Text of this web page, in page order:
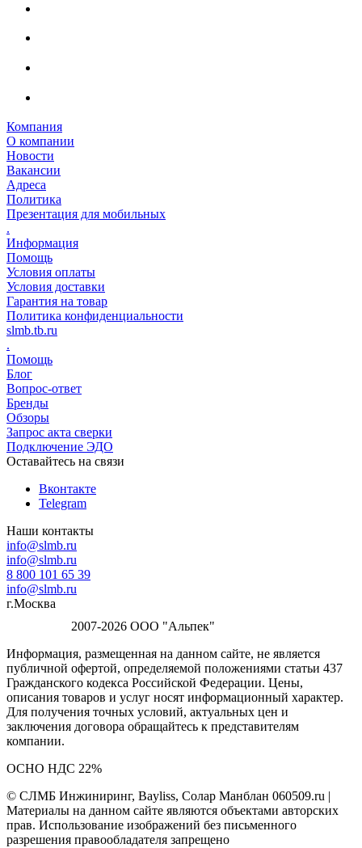
Компания
О компании
Новости
Вакансии
Адреса
Политика
Презентация для мобильных
.
Информация
Помощь
Условия оплаты
Условия доставки
Гарантия на товар
Политика конфиденциальности
slmb.tb.ru
.
Помощь
Блог
Вопрос-ответ
Бренды
Обзоры
Запрос акта сверки
Подключение ЭДО
Оставайтесь на связи
Вконтакте
Telegram
Наши контакты
info@slmb.ru
info@slmb.ru
8 800 101 65 39
info@slmb.ru
г.Москва
2007-2026 ООО "Альпек"
Информация, размещенная на данном сайте, не является
публичной офертой, определяемой положениями статьи 437
Гражданского кодекса Российской Федерации. Цены,
описания товаров и услуг носят информационный характер.
Для получения точных условий, актуальных цен и
заключения договора обращайтесь к представителям
компании.
ОСНО НДС 22%
© СЛМБ Инжиниринг, Bayliss, Солар Манблан 060509.ru |
Материалы на данном сайте являются объектами авторских
прав. Использование изображений без письменного
разрешения правообладателя запрещено